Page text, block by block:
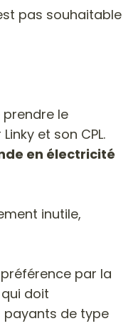
pas souhaitable
prendre le
et son CPL.
en électricité
inutile,
par la
doit
payants de type